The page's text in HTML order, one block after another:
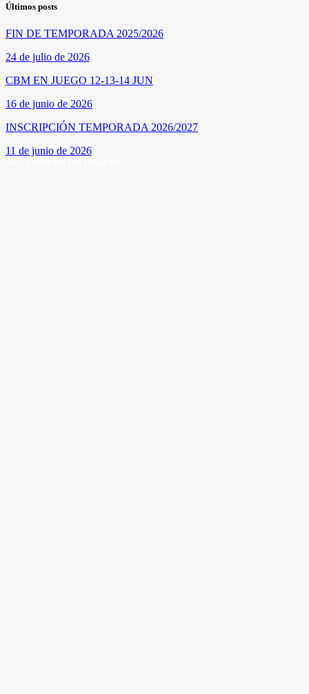
Últimos posts
FIN DE TEMPORADA 2025/2026
24 de julio de 2026
CBM EN JUEGO 12-13-14 JUN
16 de junio de 2026
INSCRIPCIÓN TEMPORADA 2026/2027
11 de junio de 2026